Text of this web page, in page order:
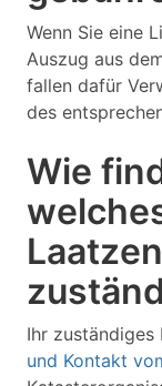
Wenn Sie eine
Auszug aus
fallen dafür
des
Wie
Ihr zuständiges
und Kontakt